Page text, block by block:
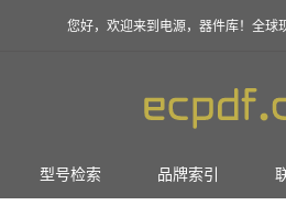
您好，欢迎来到电源，器件库！全球
型号检索 品牌索引